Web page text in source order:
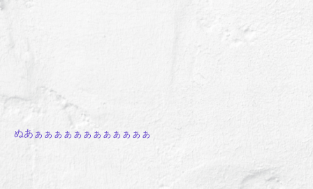
ぬあぁぁぁぁぁぁぁぁぁぁぁぁ